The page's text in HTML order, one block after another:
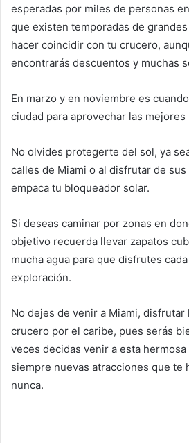
esperadas por miles de personas
que existen temporadas de
hacer coincidir con tu crucero,
encontrarás descuentos y muchas
En marzo y en noviembre es
ciudad para aprovechar las mejores
No olvides protegerte del sol, ya
calles de Miami o al disfrutar de sus
empaca tu bloqueador solar.
Si deseas caminar por zonas en
objetivo recuerda llevar zapatos
mucha agua para que disfrutes
exploración.
No dejes de venir a Miami, disfrutar
crucero por el caribe, pues serás
veces decidas venir a esta
siempre nuevas atracciones que te
nunca.